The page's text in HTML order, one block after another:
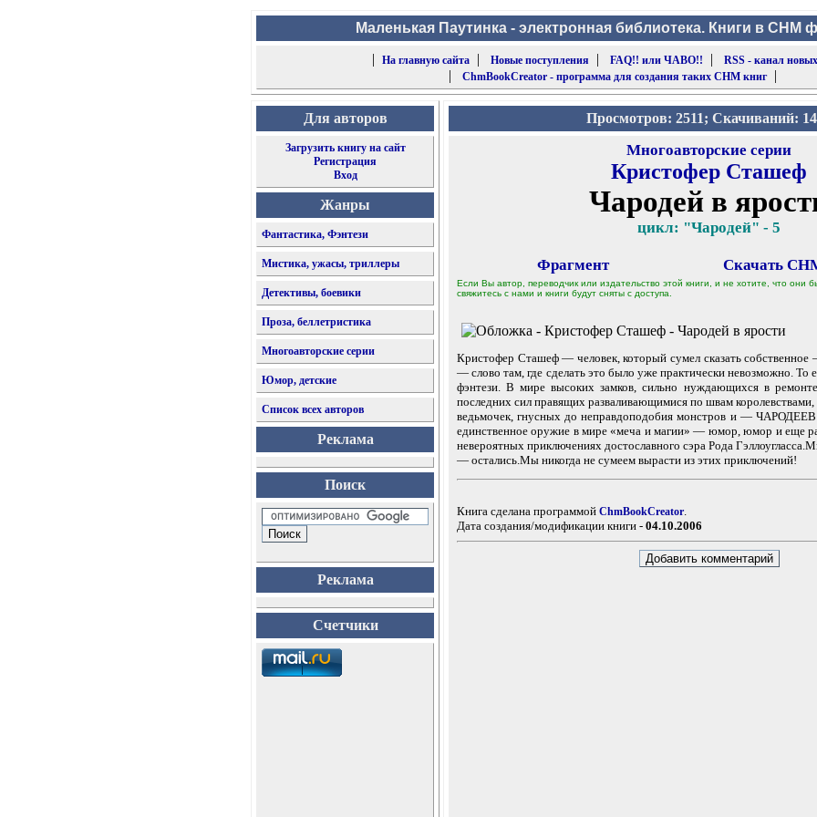
Маленькая Паутинка - электронная библиотека. Книги в CHM
|
На главную сайта| Новые поступления | FAQ!! или ЧАВО!! | RSS - канал
| ChmBookCreator - программа для создания таких CHM книг|
Для авторов
Загрузить книгу на сайт
Регистрация
Вход
Жанры
Фантастика, Фэнтези
Мистика, ужасы, триллеры
Детективы, боевики
Проза, беллетристика
Многоавторские серии
Юмор, детские
Список всех авторов
Реклама
Поиск
Реклама
Счетчики
Просмотров: 2511; Скачиваний:
Многоавторские серии
Кристофер Сташеф
Чародей в
цикл: "Чародей" - 5
Фрагмент Скачать
Если Вы автор, переводчик или издательство этой книги, и не хотите, что
свяжитесь с нами и книги будут сняты с доступа.
Кристофер Сташеф — человек, который сумел сказать собственное
— слово там, где сделать это было уже практически невозможно. То
фэнтези. В мире высоких замков, сильно нуждающихся в
последних сил правящих разваливающимися по швам
ведьмочек, гнусных до неправдоподобия монстров и —
единственное оружие в мире «меча и магии» — юмор, юмор и еще
невероятных приключениях достославного сэра Рода
— остались.Мы никогда не сумеем вырасти из этих приключений!
Книга сделана программой ChmBookCreator.
Дата создания/модификации книги - 04.10.2006